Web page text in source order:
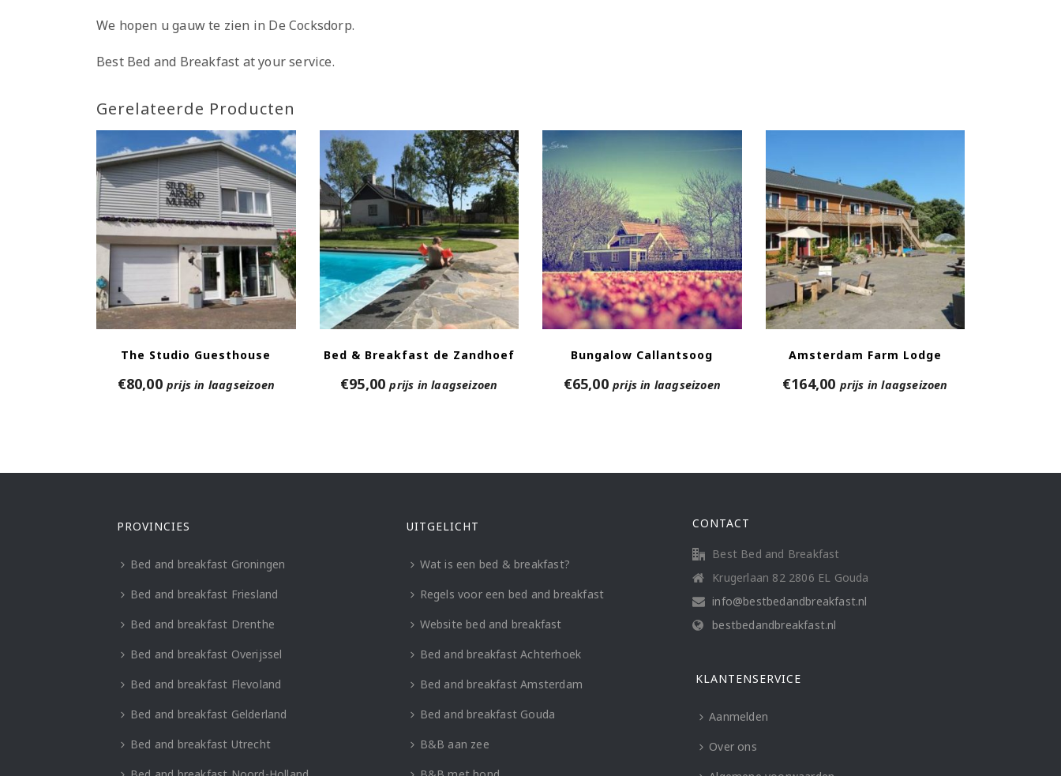
We hopen u gauw te zien in De Cocksdorp.
Best Bed and Breakfast at your service.
Gerelateerde Producten
The Studio Guesthouse
€80,00 prijs in laagseizoen
Bed & Breakfast de Zandhoef
€95,00 prijs in laagseizoen
Bungalow Callantsoog
€65,00 prijs in laagseizoen
Amsterdam Farm Lodge
€164,00 prijs in laagseizoen
PROVINCIES
Bed and breakfast Groningen
Bed and breakfast Friesland
Bed and breakfast Drenthe
Bed and breakfast Overijssel
Bed and breakfast Flevoland
Bed and breakfast Gelderland
Bed and breakfast Utrecht
UITGELICHT
Wat is een bed & breakfast?
Regels voor een bed and breakfast
Website bed and breakfast
Bed and breakfast Achterhoek
Bed and breakfast Amsterdam
Bed and breakfast Gouda
B&B aan zee
CONTACT
Best Bed and Breakfast
Krugerlaan 82 2806 EL Gouda
info@bestbedandbreakfast.nl
bestbedandbreakfast.nl
KLANTENSERVICE
Aanmelden
Over ons